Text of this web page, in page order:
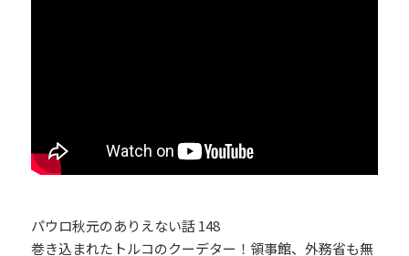
パウロ秋元のありえない話 148
巻き込まれたトルコのクーデター！領事館、外務省も無